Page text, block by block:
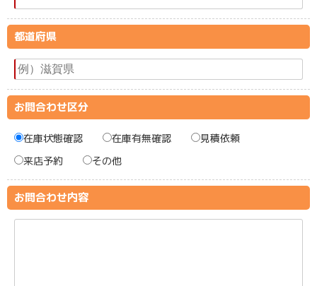
都道府県
お問合わせ区分
在庫状態確認 在庫有無確認
見積依頼
来店予約
その他
お問合わせ内容